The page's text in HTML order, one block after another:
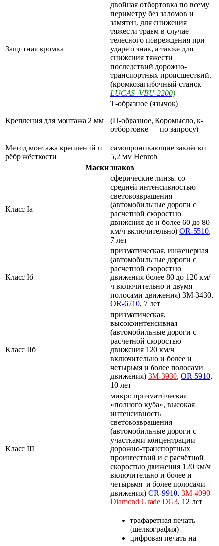
Защитная кромка
двойная отбортовка по всему
периметру без заломов и
замятен, для снижения
тяжести травм в случае
телесного повреждения при
ударе о знак, а также для
снижения тяжести
последствий дорожно-
транспортных происшествий.
(кромкозагибочный станок
LUCAS VBU-2200)
Крепления для монтажа 2 мм
Т-образное (язычок)
(П-образное, Коромысло, к-
отбортовке — по запросу)
Метод монтажа креплений и
рёбр жёсткости
самопроникающие заклёпки
5,2 мм Henrob
Маски знаков
Класс Ia
сферические линзы со
средней интенсивностью
световозвращения
(автомобильные дороги с
расчетной скоростью
движения до и более 60 до 80
км/ч включительно) OR-5510,
7 лет
Класс Iб
призматическая, инженерная
(автомобильные дороги с
расчетной скоростью
движения более 80 до 120 км/
ч включительно и двумя
полосами движения) 3M-3430,
OR-6710, 7 лет
Класс IIб
призматическая,
высокоинтенсивная
(автомобильные дороги с
расчетной скоростью
движения 120 км/ч
включительно и более и
четырьмя и более полосами
движения) 3M-3930, OR-5910,
10 лет
Класс III
микро призматическая
«полного куба», высокая
интенсивность
световозвращения
(автомобильные дороги с
участками концентрации
дорожно-транспортных
проишествий и с расчётной
скоростью движения 120 км/ч
включительно и более и
четырьмя и более полосами
движения) OR-9910, 3M-4090
Diamond Grade DG3, 12 лет
трафаретная печать
(шелкография)
цифровая печать на